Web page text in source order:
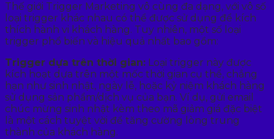
Thế giới Trigger Marketing vô cùng đa dạng, với vô số
loại trigger khác nhau có thể được sử dụng để kích
thích hành vi khách hàng. Tuy nhiên, một số loại
trigger phổ biến và hiệu quả nhất bao gồm:
Trigger dựa trên thời gian: Loại trigger này được
kích hoạt dựa trên một mốc thời gian cụ thể, chẳng
hạn như sinh nhật, ngày lễ, hoặc kỷ niệm khách hàng
sử dụng sản phẩm/dịch vụ của bạn. Ví dụ, gửi email
chúc mừng sinh nhật kèm theo mã giảm giá đặc biệt
là một cách tuyệt vời để tăng cường lòng trung
thành của khách hàng.